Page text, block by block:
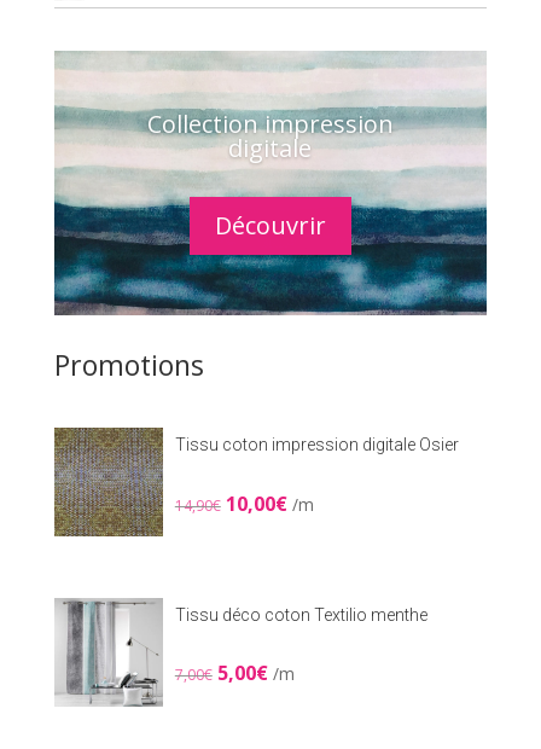
Collection impression
digitale
Découvrir
Promotions
Tissu coton impression digitale Osier
14,90€ Le
10,00€Le
/m
Tissu déco coton Textilio menthe
7,00€ Le
5,00€Le
/m